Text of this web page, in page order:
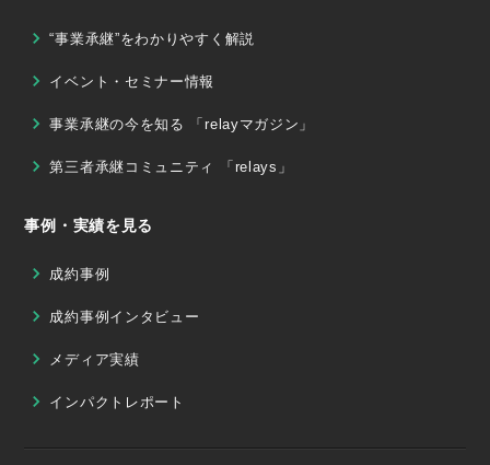
“事業承継”をわかりやすく解説
イベント・セミナー情報
事業承継の今を知る 「relayマガジン」
第三者承継コミュニティ 「relays」
事例・実績を見る
成約事例
成約事例インタビュー
メディア実績
インパクトレポート